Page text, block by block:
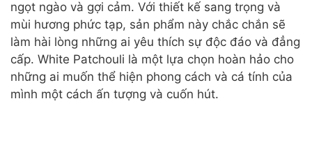
ngọt ngào và gợi cảm. Với thiết kế sang trọng và
mùi hương phức tạp, sản phẩm này chắc chắn sẽ
làm hài lòng những ai yêu thích sự độc đáo và đẳng
cấp. White Patchouli là một lựa chọn hoàn hảo cho
những ai muốn thể hiện phong cách và cá tính của
mình một cách ấn tượng và cuốn hút.